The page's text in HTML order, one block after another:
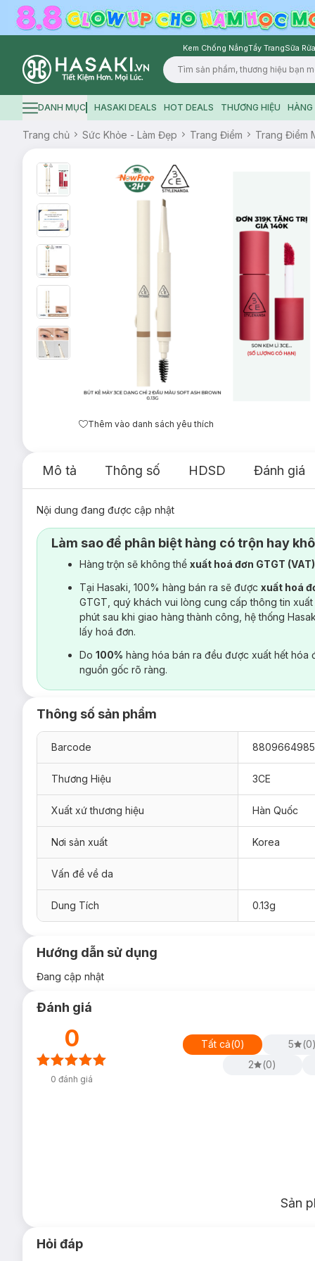
Kem Chống NắngTẩy TrangSữa
Logo
Hamburger icon
DANH MỤC HASAKI DEALS HOT DEALS THƯƠNG HIỆU HÀNG
Trang chủ Sức Khỏe - Làm Đẹp Trang Điểm Trang Điểm
Thêm vào danh sách yêu thích
Mô tả Thông số HDSD Đánh giá
Nội dung đang được cập nhật
Làm sao để phân biệt hàng có trộn hay
Hàng trộn sẽ không thể xuất hoá đơn GTGT
Tại Hasaki, 100% hàng bán ra sẽ được xuất hoá
GTGT, quý khách vui lòng cung cấp thông tin
phút sau khi giao hàng thành công, hệ thống
lấy hoá đơn.
Do 100% hàng hóa bán ra đều được xuất hết hóa
nguồn gốc rõ ràng.
Thông số sản phẩm
Barcode
Thương Hiệu 3CE
Xuất xứ thương hiệu Hàn Quốc
Nơi sản xuất Korea
Vấn đề về da
Dung Tích 0.13g
Hướng dẫn sử dụng
Đang cập nhật
Đánh giá
0
0 đánh giá
Tất cả(0) 5 (0
2
(0)
Sản
Hỏi đáp